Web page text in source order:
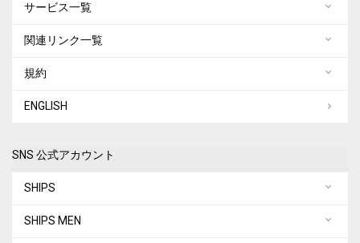
サービス一覧
関連リンク一覧
規約
ENGLISH
SNS 公式アカウント
SHIPS
SHIPS MEN